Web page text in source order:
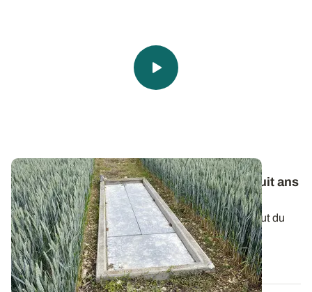
Pratiques culturales et qualité de l’eau - Huit ans
de suivis en sols filtrants
Pour protéger la ressource en eau, ARVALIS - Institut du
végétal a mis en place un...
19 NOV. 2020